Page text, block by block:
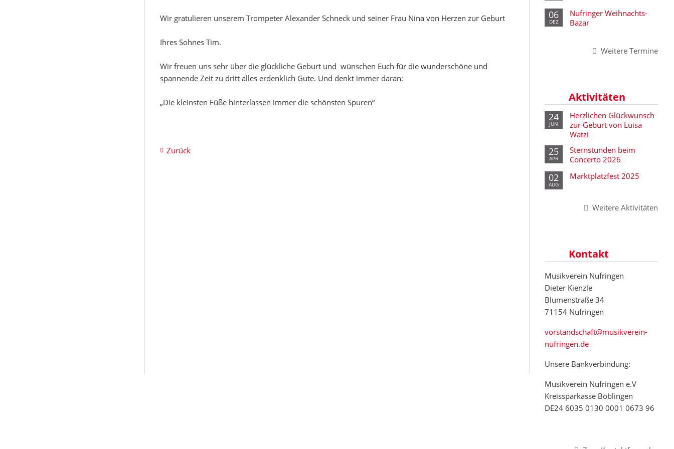
Jugend- Wertungsspiel 2013
Brassmania (Bostalsee) 2013
Amigos 2012
Ischgl 2012
Concerto 2012
Wir gratulieren unserem Trompeter Alexander Schneck und seiner Frau Nina von Herzen zur Geburt
Ihres Sohnes Tim.
Wir freuen uns sehr über die glückliche Geburt und wünschen Euch für die wunderschöne und
spannende Zeit zu dritt alles erdenklich Gute. Und denkt immer daran:
„Die kleinsten Füße hinterlassen immer die schönsten Spuren“
Zurück
06
DEZ
Nufringer Weihnachts-
Bazar
Weitere Termine
Aktivitäten
24
JUN
Herzlichen Glückwunsch
zur Geburt von Luisa
Watzi
25
APR
Sternstunden beim
Concerto 2026
02
AUG
Marktplatzfest 2025
Weitere Aktivitäten
Kontakt
Musikverein Nufringen
Dieter Kienzle
Blumenstraße 34
71154 Nufringen
vorstandschaft@musikverein-
nufringen.de
Unsere Bankverbindung:
Musikverein Nufringen e.V
Kreissparkasse Böblingen
DE24 6035 0130 0001 0673 96